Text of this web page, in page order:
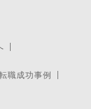
職成功事例